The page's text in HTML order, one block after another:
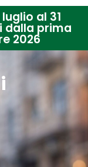
al 31
dalla prima
2026